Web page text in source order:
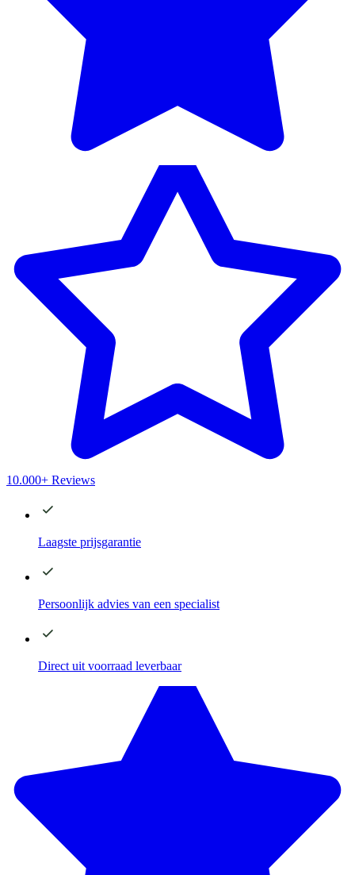
10.000+ Reviews
Laagste prijsgarantie
Persoonlijk advies van een specialist
Direct uit voorraad leverbaar